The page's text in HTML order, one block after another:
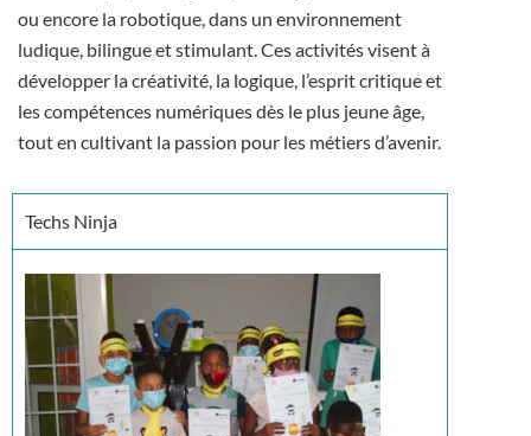
ou encore la robotique, dans un environnement
ludique, bilingue et stimulant. Ces activités visent à
développer la créativité, la logique, l’esprit critique et
les compétences numériques dès le plus jeune âge,
tout en cultivant la passion pour les métiers d’avenir.
Techs Ninja